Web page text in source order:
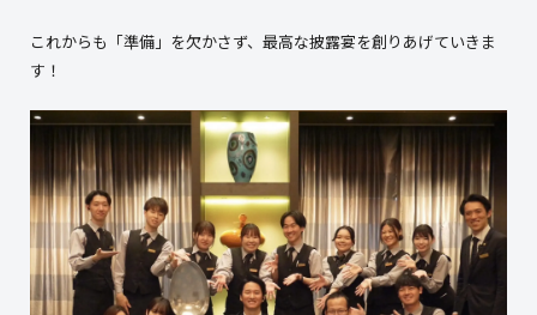
これからも「準備」を欠かさず、最高な披露宴を創りあげていきま
す！